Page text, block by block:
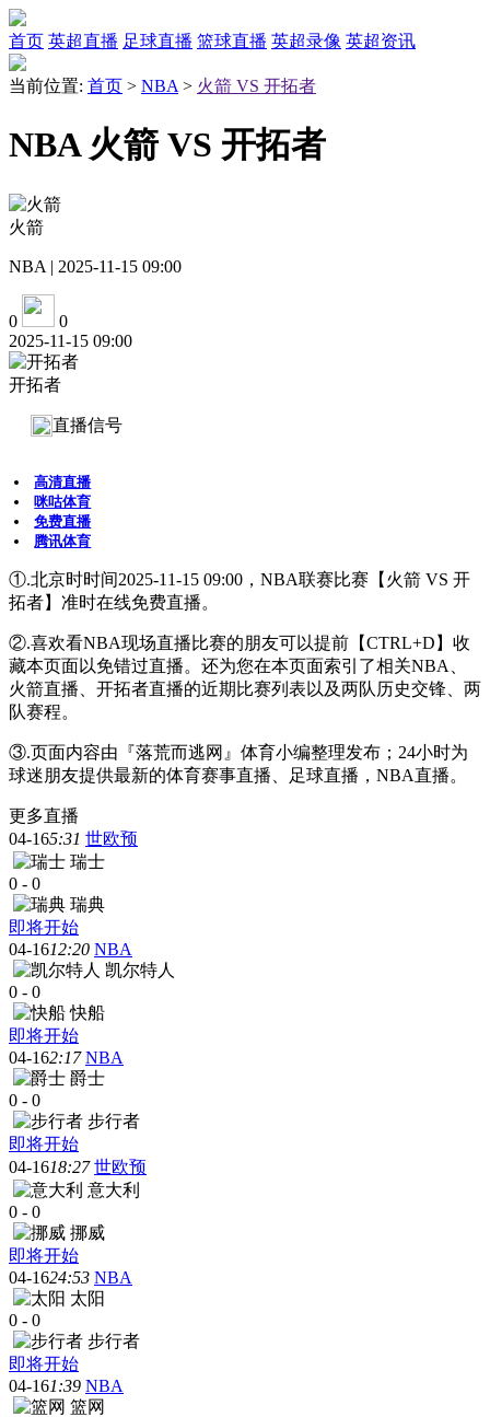
首页 英超直播 足球直播 篮球直播 英超录像 英超资讯
当前位置: 首页 > NBA > 火箭 VS 开拓者
NBA 火箭 VS 开拓者
火箭
NBA | 2025-11-15 09:00
0
0
2025-11-15 09:00
开拓者
直播信号
高清直播
咪咕体育
免费直播
腾讯体育
①.北京时时间2025-11-15 09:00，NBA联赛比赛【火箭 VS 开
拓者】准时在线免费直播。
②.喜欢看NBA现场直播比赛的朋友可以提前【CTRL+D】收
藏本页面以免错过直播。还为您在本页面索引了相关NBA、
火箭直播、开拓者直播的近期比赛列表以及两队历史交锋、两
队赛程。
③.页面内容由『落荒而逃网』体育小编整理发布；24小时为
球迷朋友提供最新的体育赛事直播、足球直播，NBA直播。
更多直播
04-165:31 世欧预
瑞士
0 - 0
瑞典
即将开始
04-1612:20 NBA
凯尔特人
0 - 0
快船
即将开始
04-162:17 NBA
爵士
0 - 0
步行者
即将开始
04-1618:27 世欧预
意大利
0 - 0
挪威
即将开始
04-1624:53 NBA
太阳
0 - 0
步行者
即将开始
04-161:39 NBA
篮网